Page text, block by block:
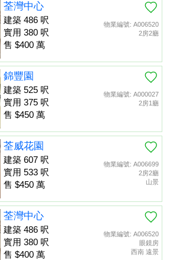
物業編號: A006520
2房2廳
荃灣中心
建築 486 呎
實用 380 呎
售 $400 萬
物業編號: A000027
2房1廳
錦豐園
建築 525 呎
實用 375 呎
售 $450 萬
物業編號: A006699
2房2廳
山景
荃威花園
建築 607 呎
實用 533 呎
售 $450 萬
物業編號: A006520
眼鏡房
西南 遠景
荃灣中心
建築 486 呎
實用 380 呎
售 $400 萬